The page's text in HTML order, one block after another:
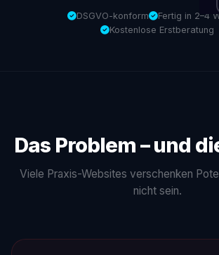
DSGVO-konform
Fertig in 2–4
Kostenlose Erstberatung
Das Problem – und
Viele Praxis-Websites verschenken
nicht sein.